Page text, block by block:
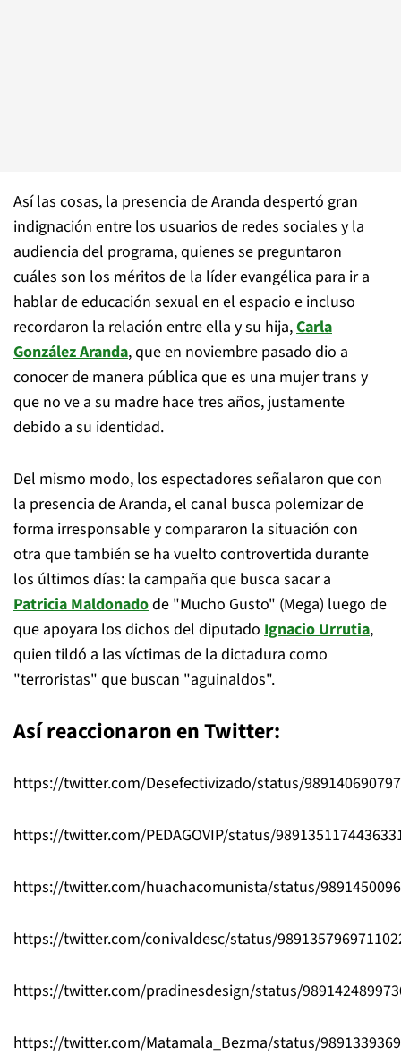
Así las cosas, la presencia de Aranda despertó gran
indignación entre los usuarios de redes sociales y la
audiencia del programa, quienes se preguntaron
cuáles son los méritos de la líder evangélica para ir a
hablar de educación sexual en el espacio e incluso
recordaron la relación entre ella y su hija,Carla
González Aranda, que en noviembre pasado dio a
conocer de manera pública que es una mujer trans y
que no ve a su madre hace tres años, justamente
debido a su identidad.
Del mismo modo, los espectadores señalaron que con
la presencia de Aranda, el canal busca polemizar de
forma irresponsable y compararon la situación con
otra que también se ha vuelto controvertida durante
los últimos días: la campaña que busca sacar a
Patricia Maldonadode "Mucho Gusto" (Mega) luego de
que apoyara los dichos del diputado Ignacio Urrutia,
quien tildó a las víctimas de la dictadura como
"terroristas" que buscan "aguinaldos".
Así reaccionaron en Twitter:
https://twitter.com/Desefectivizado/status/
https://twitter.com/PEDAGOVIP/status/
https://twitter.com/huachacomunista/status/
https://twitter.com/conivaldesc/status/
https://twitter.com/pradinesdesign/status/
https://twitter.com/Matamala_Bezma/status/